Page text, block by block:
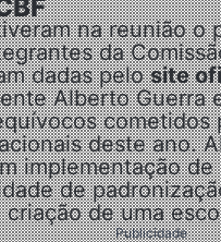
na reunião o
da
dadas pelosite
Alberto
deste ano.
implementação
de
de uma
Publicidade